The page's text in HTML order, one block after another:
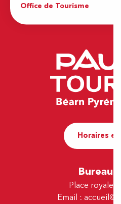
Office de Tourisme
Horaires et
Bureau
Place royale -
Email :